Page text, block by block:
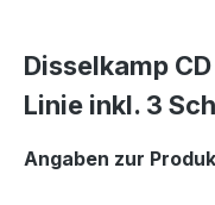
Disselkamp
Linie inkl. 3
Angaben zur